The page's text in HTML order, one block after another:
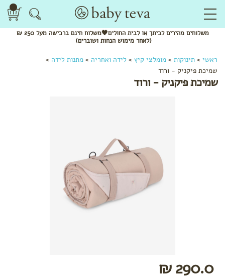
משלוחיםמהיריםלביתך או לבית החולים🖤משלוחחינם
ברכישה מעל 250 ₪
(לאחר מימוש הנחות ושוברים)
לתינוק
ראשי > תינוקות > מומלצי קיץ > לידה ואחריה > מתנות לידה >
שמיכת פיקניק - ורוד
שמיכת פיקניק - ורוד
290.0 ₪